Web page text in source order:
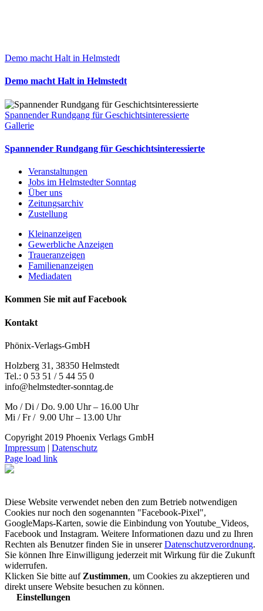
Demo macht Halt in Helmstedt
Demo macht Halt in Helmstedt
Spannender Rundgang für Geschichtsinteressierte
Gallerie
Spannender Rundgang für Geschichtsinteressierte
Veranstaltungen
Jobs im Helmstedter Sonntag
Über uns
Zeitungsarchiv
Zustellung
Kleinanzeigen
Gewerbliche Anzeigen
Traueranzeigen
Familienanzeigen
Mediadaten
Kommen Sie mit auf Facebook
Kontakt
Phönix-Verlags-GmbH
Holzberg 31, 38350 Helmstedt
Tel.: 0 53 51 / 5 44 55 0
info@helmstedter-sonntag.de
Mo / Di / Do. 9.00 Uhr – 16.00 Uhr
Mi / Fr / 9.00 Uhr – 13.00 Uhr
Copyright 2019 Phoenix Verlags GmbH
Impressum | Datenschutz
Page load link
Diese Website verwendet neben den zum Betrieb notwendigen
Cookies nur noch den sogenannten "Facebook-Pixel",
GoogleMaps-Karten, sowie die Einbindung von Youtube_Videos,
Facebook und Instagram. Weitere Informationen dazu und zu Ihren
Rechten als Benutzer finden Sie in unsererDatenschutzverordnung.
Sie können Ihre Einwilligung jederzeit mit Wirkung für die Zukunft
widerrufen.
Klicken Sie bitte auf Zustimmen, um Cookies zu akzeptieren und
direkt unsere Website besuchen zu können.
Einstellungen